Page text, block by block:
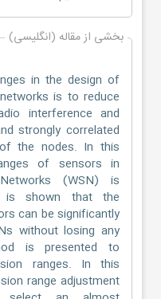
بخشی از مقاله (انگلیسی)
in the design of
is to reduce
interference and
strongly correlated
the nodes. In this
of sensors in
(WSN) is
is shown that the
can be significantly
without losing any
is presented to
ranges. In this
range adjustment